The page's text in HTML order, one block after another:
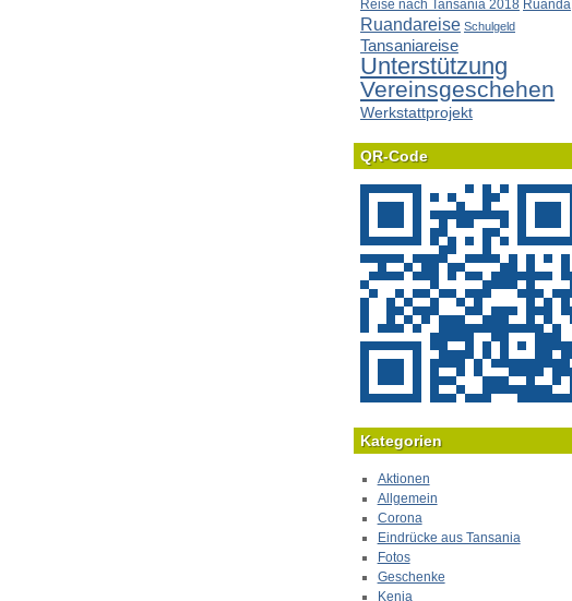
Reise nach Tansania 2018 Ruanda
Ruandareise Schulgeld
Tansaniareise
Unterstützung
Vereinsgeschehen
Werkstattprojekt
QR-Code
Kategorien
Aktionen
Allgemein
Corona
Eindrücke aus Tansania
Fotos
Geschenke
Kenia